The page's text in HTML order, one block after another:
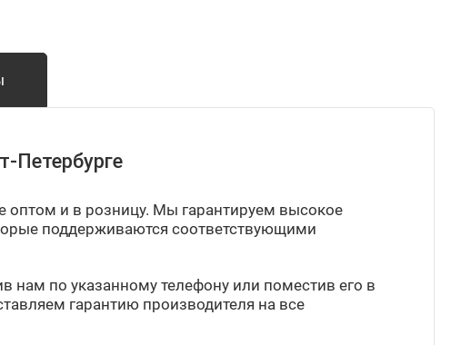
Петербурге
оптом и в розницу. Мы гарантируем высокое
поддерживаются соответствующими
нам по указанному телефону или поместив его в
гарантию производителя на все